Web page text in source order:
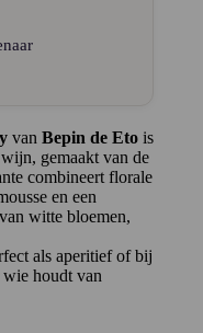
van Bepin de Eto is
wijn, gemaakt van de
combineert florale
en een
witte bloemen,
als aperitief of bij
houdt van